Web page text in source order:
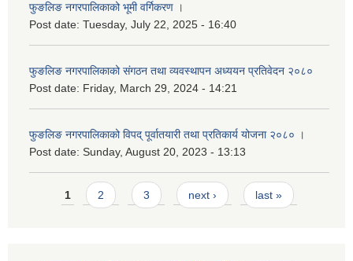
फुङलिङ नगरपालिकाको भूमी वर्गिकरण ।
Post date: Tuesday, July 22, 2025 - 16:40
फुङलिङ नगरपालिकाको संगठन तथा व्यवस्थापन अध्ययन प्रतिवेदन २०८०
Post date: Friday, March 29, 2024 - 14:21
फुङलिङ नगरपालिकाको विपद् पूर्वातयारी तथा प्रतिकार्य योजना २०८० ।
Post date: Sunday, August 20, 2023 - 13:13
Pages
1 2 3 next › last »